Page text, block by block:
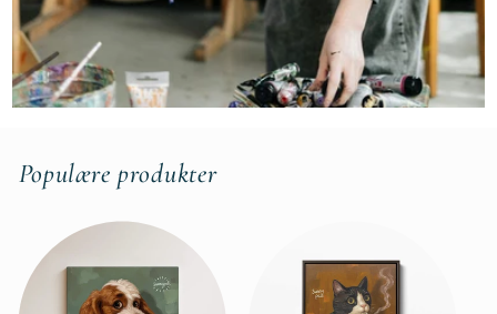
Populære produkter